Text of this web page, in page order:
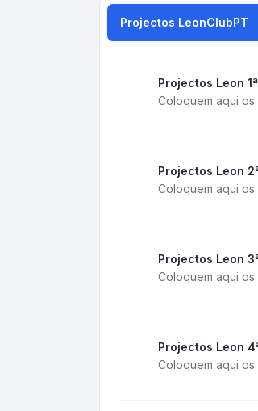
Projectos LeonClubPT
Projectos Leon
Coloquem aqui
Projectos Leon
Coloquem aqui
Projectos Leon
Coloquem aqui
Projectos Leon
Coloquem aqui